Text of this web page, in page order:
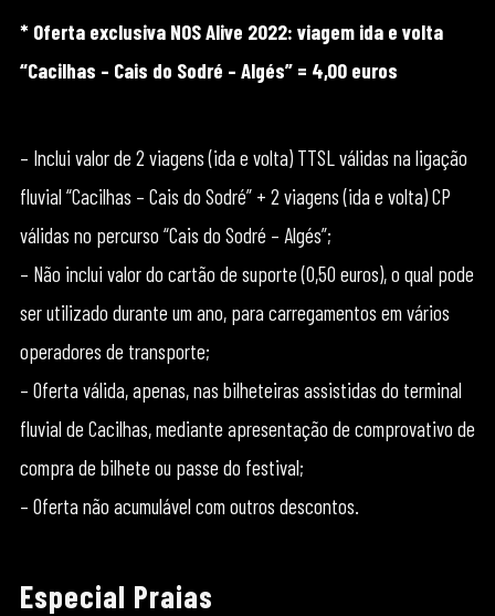
* Oferta exclusiva NOS Alive 2022: viagem ida e volta
“Cacilhas – Cais do Sodré – Algés” = 4,00 euros
– Inclui valor de 2 viagens (ida e volta) TTSL válidas na ligação
fluvial “Cacilhas – Cais do Sodré” + 2 viagens (ida e volta) CP
válidas no percurso “Cais do Sodré – Algés”;
– Não inclui valor do cartão de suporte (0,50 euros), o qual pode
ser utilizado durante um ano, para carregamentos em vários
operadores de transporte;
– Oferta válida, apenas, nas bilheteiras assistidas do terminal
fluvial de Cacilhas, mediante apresentação de comprovativo de
compra de bilhete ou passe do festival;
– Oferta não acumulável com outros descontos.
Especial Praias